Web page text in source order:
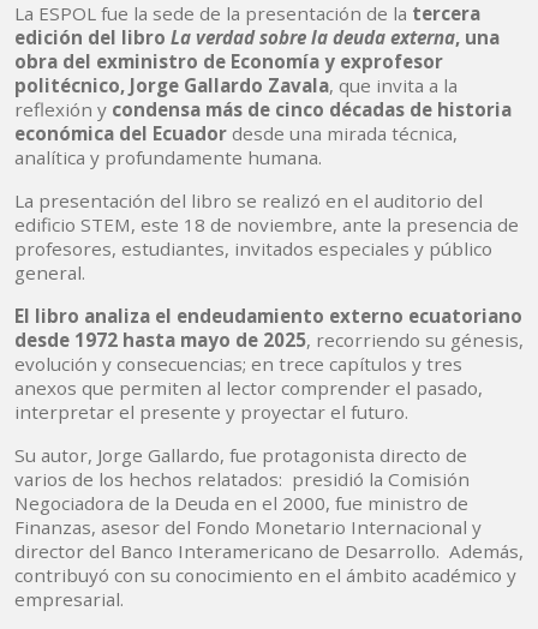
La ESPOL fue la sede de la presentación de la tercera
edición del libro La verdad sobre la deuda externa, una
obra del exministro de Economía y exprofesor
politécnico, Jorge Gallardo Zavala, que invita a la
reflexión y condensa más de cinco décadas de historia
económica del Ecuador desde una mirada técnica,
analítica y profundamente humana.
La presentación del libro se realizó en el auditorio del
edificio STEM, este 18 de noviembre, ante la presencia de
profesores, estudiantes, invitados especiales y público
general.
El libro analiza el endeudamiento externo ecuatoriano
desde 1972 hasta mayo de 2025, recorriendo su génesis,
evolución y consecuencias; en trece capítulos y tres
anexos que permiten al lector comprender el pasado,
interpretar el presente y proyectar el futuro.
Su autor, Jorge Gallardo, fue protagonista directo de
varios de los hechos relatados: presidió la Comisión
Negociadora de la Deuda en el 2000, fue ministro de
Finanzas, asesor del Fondo Monetario Internacional y
director del Banco Interamericano de Desarrollo. Además,
contribuyó con su conocimiento en el ámbito académico y
empresarial.